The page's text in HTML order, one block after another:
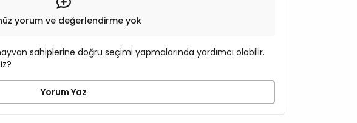
yorum ve değerlendirme yok
sahiplerine doğru seçimi yapmalarında yardımcı olabilir.
Yorum Yaz